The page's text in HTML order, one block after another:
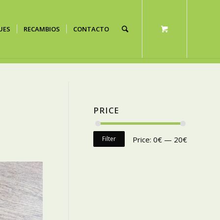
RECAMBIOS CONTACTO
PRICE
Filter Price: 0€ — 20€